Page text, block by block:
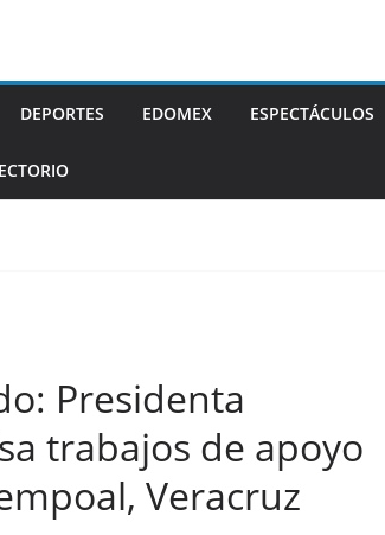
DEPORTES EDOMEX ESPECTÁCULOS
Presidenta
trabajos de apoyo
Veracruz